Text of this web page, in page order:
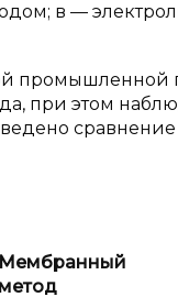
в —
промышленной
при этом
Мембранный
метод